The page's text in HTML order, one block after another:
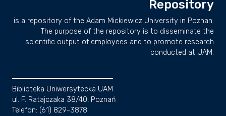
Repository
is a repository of the Adam Mickiewicz University in Poznan.
The purpose of the repository is to disseminate the
scientific output of employees and to promote research
conducted at UAM.
Biblioteka Uniwersytecka UAM
ul. F. Ratajczaka 38/40, Poznań
Telefon: (61) 829-3878